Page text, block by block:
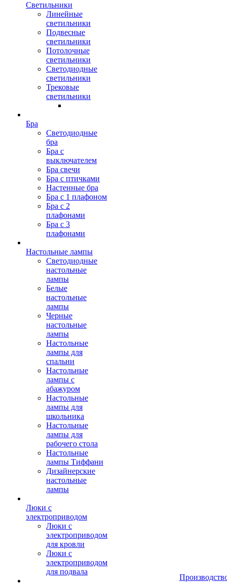
Светильники
Линейные
светильники
Подвесные
светильники
Потолочные
светильники
Светодиодные
светильники
Трековые
светильники
Бра
Светодиодные
бра
Бра с
выключателем
Бра свечи
Бра с птичками
Настенные бра
Бра с 1 плафоном
Бра с 2
плафонами
Бра с 3
плафонами
Настольные лампы
Светодиодные
настольные
лампы
Белые
настольные
лампы
Черные
настольные
лампы
Настольные
лампы для
спальни
Настольные
лампы с
абажуром
Настольные
лампы для
школьника
Настольные
лампы для
рабочего стола
Настольные
лампы Тиффани
Дизайнерские
настольные
лампы
Люки с
электроприводом
Люки с
электроприводом
для кровли
Люки с
электроприводом
для подвала